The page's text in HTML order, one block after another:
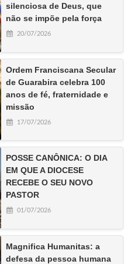
silenciosa de Deus, que
não se impõe pela força
20/07/2026
Ordem Franciscana Secular
de Guarabira celebra 100
anos de fé, fraternidade e
missão
17/07/2026
POSSE CANÔNICA: O DIA
EM QUE A DIOCESE
RECEBE O SEU NOVO
PASTOR
01/07/2026
Magnifica Humanitas: a
defesa da pessoa humana